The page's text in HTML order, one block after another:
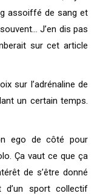
assoiffé de sang et
J’en dis pas
sur cet article
sur l’adrénaline de
un certain temps.
ego de côté pour
Ça vaut ce que ça
de s’être donné
sport collectif